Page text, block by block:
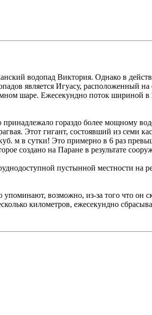
водопад Виктория. Однако в
является Игуасу, расположенный
шаре. Ежесекундно поток шириной в
принадлежало гораздо более мощному
Этот гигант, состоявший из семи
м в сутки! Это примерно в 6 раз
создано на Паране в результате
пустынной местности на
возможно, из-за того что он
километров, ежесекундно